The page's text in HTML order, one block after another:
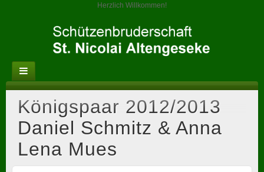
Herzlich Willkommen!
Königspaar 2012/2013
Daniel Schmitz & Anna
Lena Mues